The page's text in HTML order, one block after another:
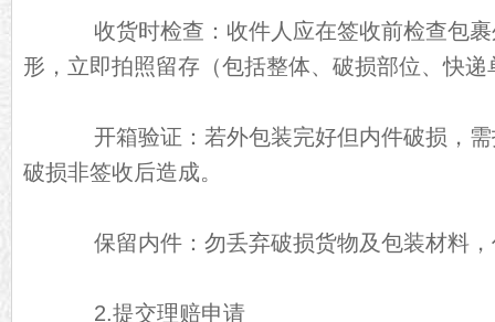
收货时检查：收件人应在签收前检查包裹
形，立即拍照留存（包括整体、破损部位、快递
开箱验证：若外包装完好但内件破损，需
破损非签收后造成。
保留内件：勿丢弃破损货物及包装材料，
2.提交理赔申请